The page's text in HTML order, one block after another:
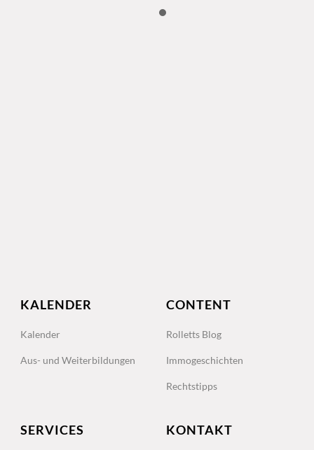
KALENDER
Kalender
Aus- und Weiterbildungen
CONTENT
Rolletts Blog
Immogeschichten
Rechtstipps
SERVICES KONTAKT